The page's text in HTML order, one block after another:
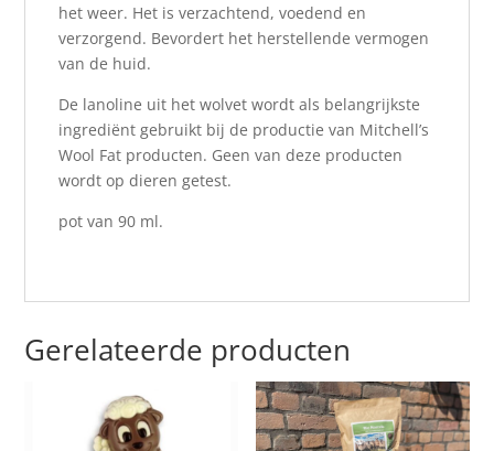
het weer. Het is verzachtend, voedend en
verzorgend. Bevordert het herstellende vermogen
van de huid.
De lanoline uit het wolvet wordt als belangrijkste
ingrediënt gebruikt bij de productie van Mitchell’s
Wool Fat producten. Geen van deze producten
wordt op dieren getest.
pot van 90 ml.
Gerelateerde producten